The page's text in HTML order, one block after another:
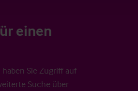
einen
Sie Zugriff auf
Suche über